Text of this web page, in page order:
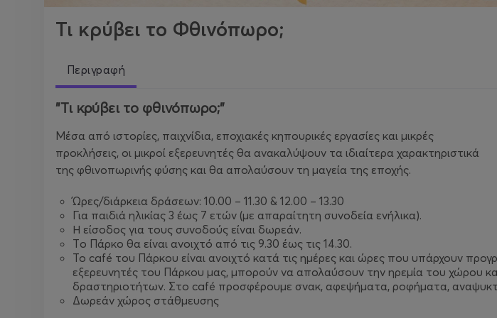
Τι κρύβει το Φθινόπωρο;
Περιγραφή
"Τι κρύβει το φθινόπωρο;"
Μέσα από ιστορίες, παιχνίδια, εποχιακές κηπουρικές εργασίες και μικρές
προκλήσεις, οι μικροί εξερευνητές θα ανακαλύψουν τα ιδιαίτερα χαρακτηριστικά
της φθινοπωρινής φύσης και θα απολαύσουν τη μαγεία της εποχής.
Ώρες/διάρκεια δράσεων: 10.00 – 11.30 & 12.00 – 13.30
Για παιδιά ηλικίας 3 έως 7 ετών (με απαραίτητη συνοδεία ενήλικα).
Η είσοδος για τους συνοδούς είναι δωρεάν.
Tο Πάρκο θα είναι ανοιχτό από τις 9.30 έως τις 14.30.
Το café του Πάρκου είναι ανοιχτό κατά τις ημέρες και ώρες που υπάρχουν
εξερευνητές του Πάρκου μας, μπορούν να απολαύσουν την ηρεμία του χώρου
δραστηριοτήτων. Στο café προσφέρουμε σνακ, αφεψήματα, ροφήματα,
Δωρεάν χώρος στάθμευσης